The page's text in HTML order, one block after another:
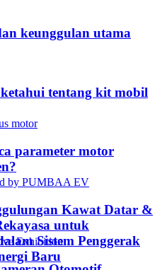
keunggulan utama
tentang kit mobil
parameter motor
Kawat Datar &
untuk
Sistem Penggerak
Baru